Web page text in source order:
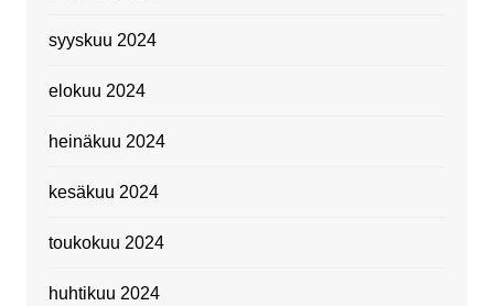
syyskuu 2024
elokuu 2024
heinäkuu 2024
kesäkuu 2024
toukokuu 2024
huhtikuu 2024